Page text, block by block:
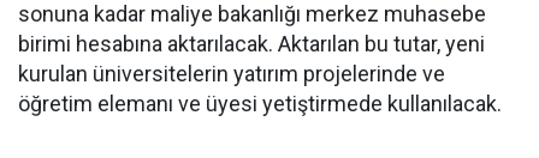
sonuna kadar maliye bakanlığı merkez muhasebe
birimi hesabına aktarılacak. Aktarılan bu tutar, yeni
kurulan üniversitelerin yatırım projelerinde ve
öğretim elemanı ve üyesi yetiştirmede kullanılacak.